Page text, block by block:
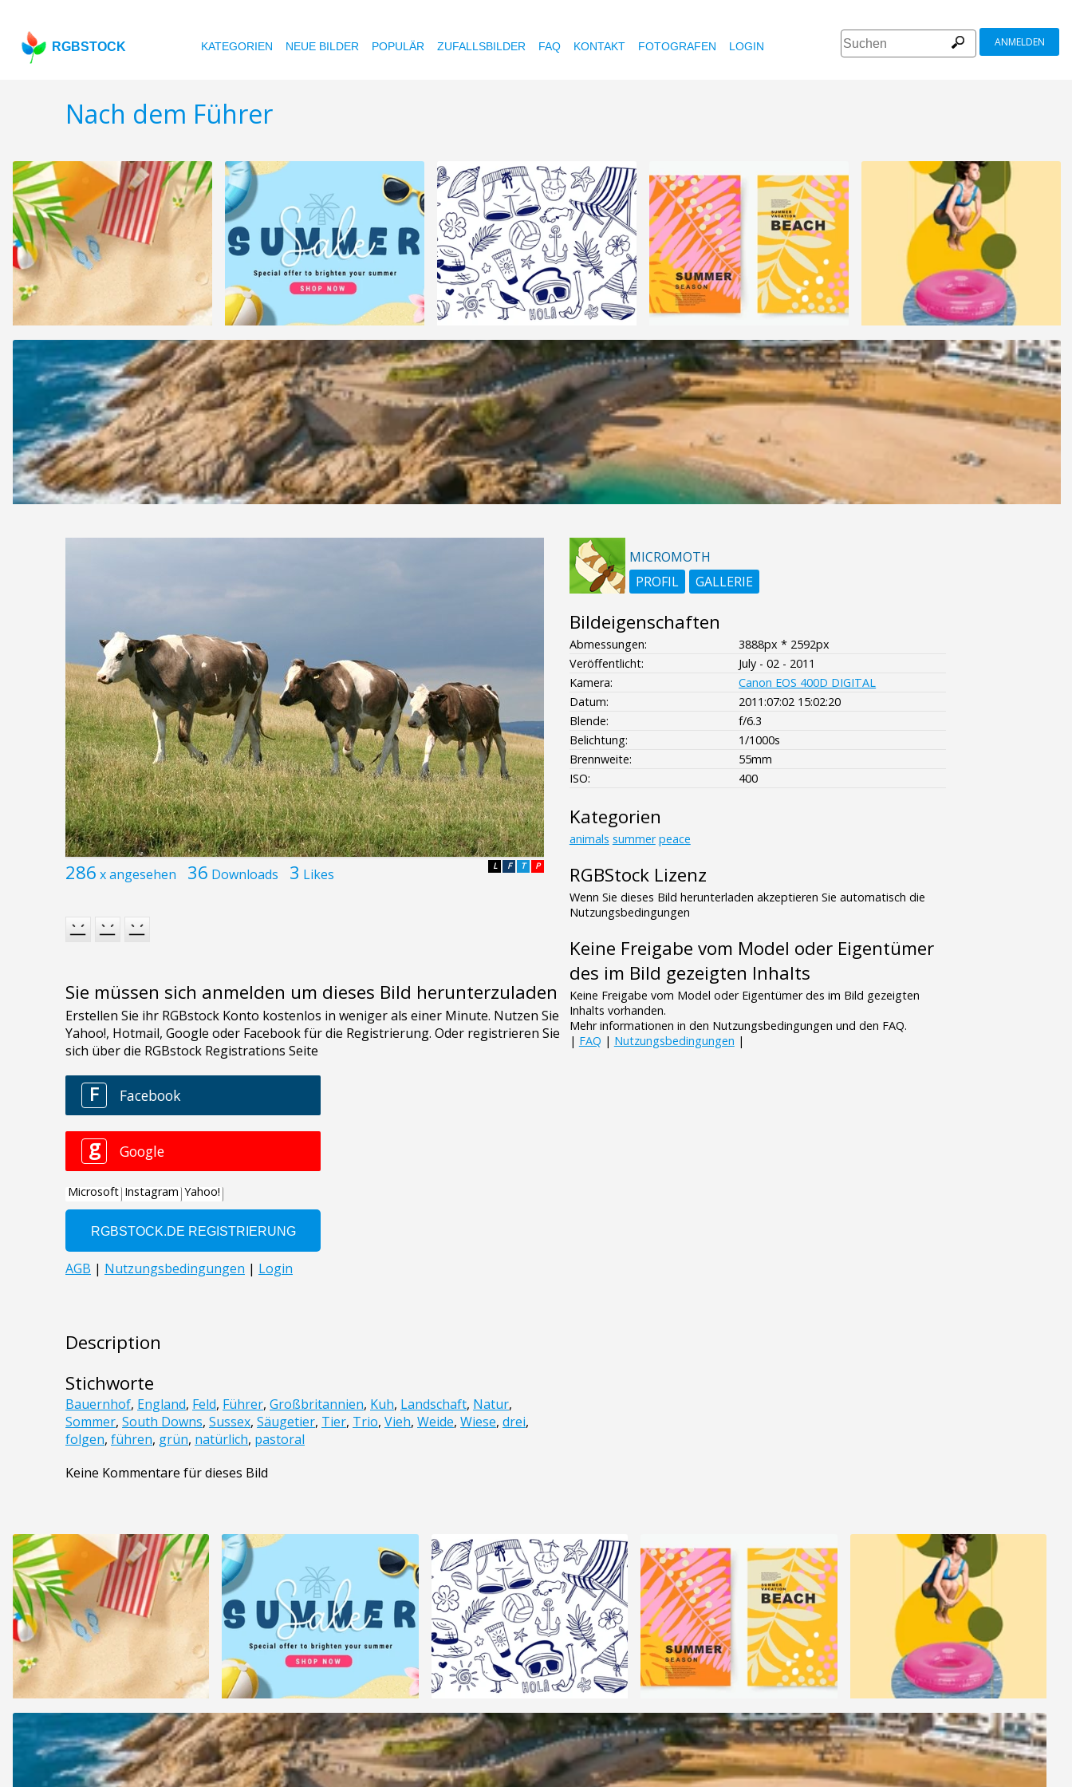
RGBSTOCK KATEGORIEN NEUE BILDER POPULÄR ZUFALLSBILDER FAQ KONTAKT FOTOGRAFEN LOGIN ANMELDEN
Nach dem Führer
286 x angesehen 36 Downloads 3 Likes P
T
F
L
Sie müssen sich anmelden um dieses Bild herunterzuladen
Description
Stichworte
Bauernhof, England, Feld, Führer, Großbritannien, Kuh, Landschaft, Natur,
Sommer, South Downs, Sussex, Säugetier, Tier, Trio, Vieh, Weide, Wiese, drei,
folgen, führen, grün, natürlich, pastoral
Keine Kommentare für dieses Bild
MICROMOTH
PROFIL
GALLERIE
Bildeigenschaften
Abmessungen:
3888px * 2592px
Veröffentlicht:
July - 02 - 2011
Kamera:
Canon EOS 400D DIGITAL
Datum:
2011:07:02 15:02:20
Blende:
f/6.3
Belichtung:
1/1000s
Brennweite:
55mm
ISO:
400
Kategorien
animals summer peace
RGBStock Lizenz
Wenn Sie dieses Bild herunterladen akzeptieren Sie automatisch die
Nutzungsbedingungen
Keine Freigabe vom Model oder Eigentümer
des im Bild gezeigten Inhalts
Keine Freigabe vom Model oder Eigentümer des im Bild gezeigten
Inhalts vorhanden.
Mehr informationen in den Nutzungsbedingungen und den FAQ.
| FAQ | Nutzungsbedingungen |